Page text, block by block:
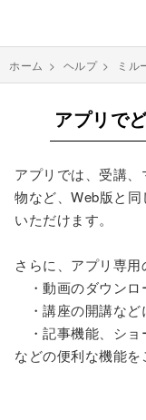
ホーム > ヘルプ> ミル
アプリで
アプリでは、受講
物など、Web版と
いただけます。
さらに、アプリ専用
・動画のダウンロ
・講座の開講など
・記事機能、ショ
などの便利な機能を